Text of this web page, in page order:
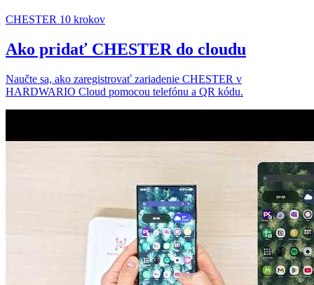
CHESTER 10 krokov
Ako pridať CHESTER do cloudu
Naučte sa, ako zaregistrovať zariadenie CHESTER v
HARDWARIO Cloud pomocou telefónu a QR kódu.